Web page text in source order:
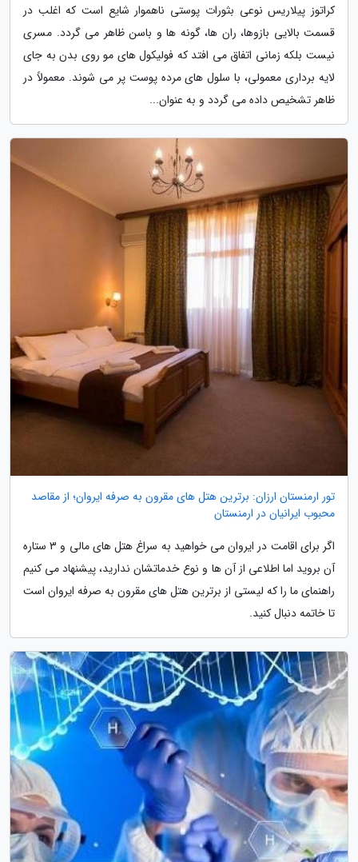
کراتوز پیلاریس نوعی بثورات پوستی ناهموار شایع است که اغلب در
قسمت بالایی بازوها، ران ها، گونه ها و باسن ظاهر می گردد. مسری
نیست بلکه زمانی اتفاق می افتد که فولیکول های مو روی بدن به جای
لایه برداری معمولی، با سلول های مرده پوست پر می شوند. معمولاً در
ظاهر تشخیص داده می گردد و به عنوان...
تور ارمنستان ارزان: برترین هتل های مقرون به صرفه ایروان؛ از مقاصد
محبوب ایرانیان در ارمنستان
اگر برای اقامت در ایروان می خواهید به سراغ هتل های مالی و 3 ستاره
آن بروید اما اطلاعی از آن ها و نوع خدماتشان ندارید، پیشنهاد می کنیم
راهنمای ما را که لیستی از برترین هتل های مقرون به صرفه ایروان است
تا خاتمه دنبال کنید.